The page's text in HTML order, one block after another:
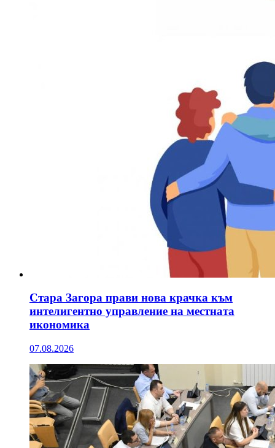
Стара Загора прави нова крачка към
интелигентно управление на местната
икономика
07.08.2026